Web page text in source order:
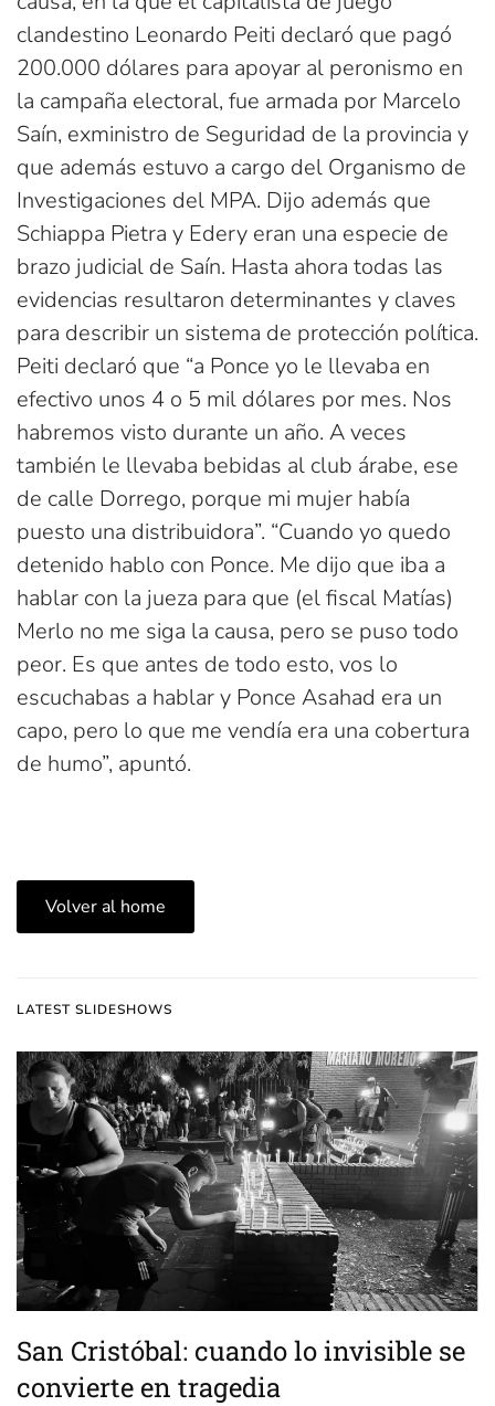
clandestino Leonardo Peiti declaró que pagó
200.000 dólares para apoyar al peronismo en
la campaña electoral, fue armada por Marcelo
Saín, exministro de Seguridad de la provincia y
que además estuvo a cargo del Organismo de
Investigaciones del MPA. Dijo además que
Schiappa Pietra y Edery eran una especie de
brazo judicial de Saín. Hasta ahora todas las
evidencias resultaron determinantes y claves
para describir un sistema de protección política.
Peiti declaró que “a Ponce yo le llevaba en
efectivo unos 4 o 5 mil dólares por mes. Nos
habremos visto durante un año. A veces
también le llevaba bebidas al club árabe, ese
de calle Dorrego, porque mi mujer había
puesto una distribuidora”. “Cuando yo quedo
detenido hablo con Ponce. Me dijo que iba a
hablar con la jueza para que (el fiscal Matías)
Merlo no me siga la causa, pero se puso todo
peor. Es que antes de todo esto, vos lo
escuchabas a hablar y Ponce Asahad era un
capo, pero lo que me vendía era una cobertura
de humo”, apuntó.
Volver al home
LATEST SLIDESHOWS
San Cristóbal: cuando lo invisible se
convierte en tragedia